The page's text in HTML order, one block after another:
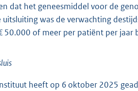
dat het geneesmiddel voor de
uitsluiting was de verwachting
50.000 of meer per patiënt per jaar
heeft op 6 oktober 2025